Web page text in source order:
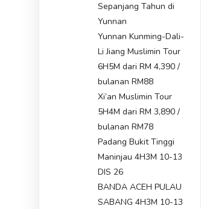
Sepanjang Tahun di
Yunnan
Yunnan Kunming-Dali-
Li Jiang Muslimin Tour
6H5M dari RM 4,390 /
bulanan RM88
Xi’an Muslimin Tour
5H4M dari RM 3,890 /
bulanan RM78
Padang Bukit Tinggi
Maninjau 4H3M 10-13
DIS 26
BANDA ACEH PULAU
SABANG 4H3M 10-13